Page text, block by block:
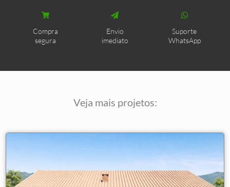
Compra
segura
Envio
imediato
Suporte
WhatsApp
Veja mais projetos: